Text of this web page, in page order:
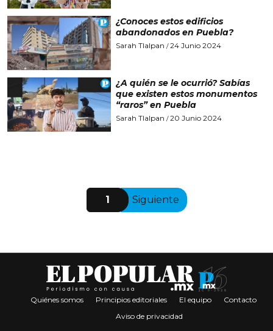
¿Conoces estos edificios
abandonados en Puebla?
Sarah Tlalpan /24 Junio 2024
¿A quién se le ocurrió? Sabías
que existen estos monumentos
“raros” en Puebla
Sarah Tlalpan /20 Junio 2024
1 Siguiente
Quiénes somos Principios editoriales El equipo
Contacto
Aviso de privacidad